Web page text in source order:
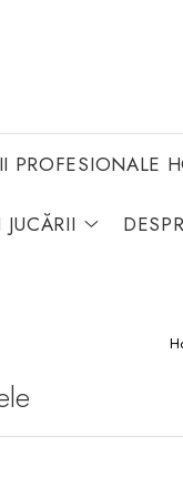
PROFESIONALE
JUCĂRII